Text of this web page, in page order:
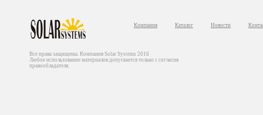
Компания Каталог Новости
Все права защищены. Компания Solar Systems 2016
Любое использование материалов допускается только с согласия
правообладателя.